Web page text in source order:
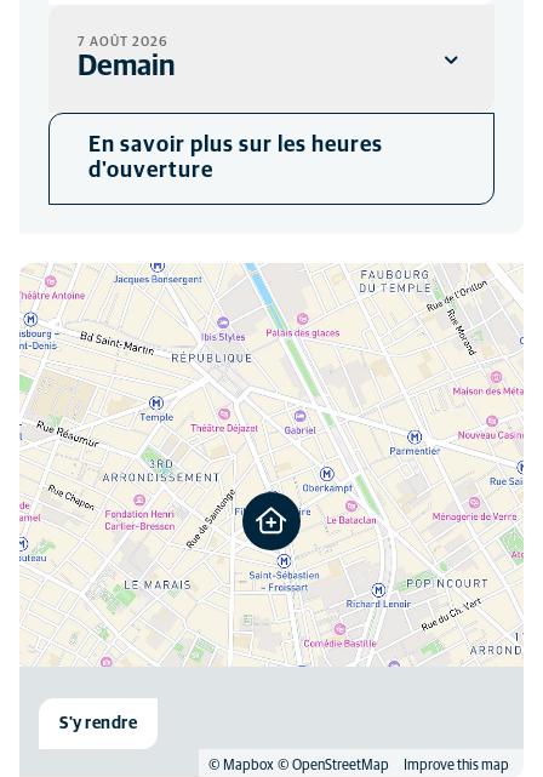
7 AOÛT 2026
Demain
08:30-19:30
En savoir plus sur les heures
d'ouverture
Vous pouvez nous trouver ici
© Mapbox © OpenStreetMap Improve this map
S'y rendre